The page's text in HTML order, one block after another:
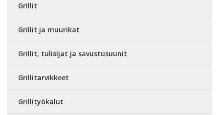
Grillit
Grillit ja muurikat
Grillit, tulisijat ja savustusuunit
Grillitarvikkeet
Grillityökalut